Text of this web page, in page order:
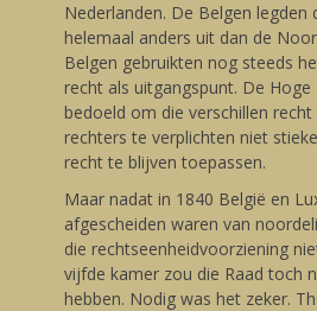
Nederlanden. De Belgen legden
helemaal anders uit dan de
Belgen gebruikten nog steeds
recht als uitgangspunt. De
bedoeld om die verschillen recht
rechters te verplichten niet
recht te blijven toepassen.
Maar nadat in 1840 België en
afgescheiden waren van
die rechtseenheidvoorziening
vijfde kamer zou die Raad toch
hebben. Nodig was het zeker.